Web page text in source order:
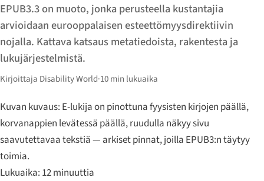
EPUB3.3 on muoto, jonka perusteella kustantajia
arvioidaan eurooppalaisen esteettömyysdirektiivin
nojalla. Kattava katsaus metatiedoista, rakentesta ja
lukujärjestelmistä.
Kirjoittaja Disability World·10 min lukuaika
Kuvan kuvaus: E-lukija on pinottuna fyysisten kirjojen päällä,
korvanappien levätessä päällä, ruudulla näkyy sivu
saavutettavaa tekstiä — arkiset pinnat, joilla EPUB3:n täytyy
toimia.
Lukuaika: 12 minuuttia